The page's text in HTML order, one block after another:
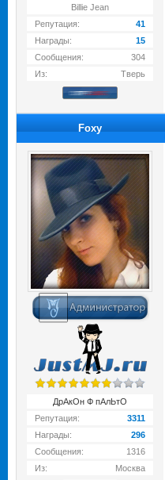
Billie Jean
Репутация:
41
Награды:
15
Сообщения:
304
Из:
Тверь
Foxy
ДрАкОн Ф пАлЬтО
Репутация:
3311
Награды:
296
Сообщения:
1316
Из:
Москва